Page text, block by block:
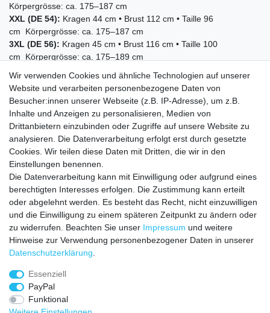
Körpergrösse: ca. 175–187 cm
XXL (DE 54): Kragen 44 cm • Brust 112 cm • Taille 96
cm Körpergrösse: ca. 175–187 cm
3XL (DE 56): Kragen 45 cm • Brust 116 cm • Taille 100
cm Körpergrösse: ca. 175–189 cm
VERSANDKOSTEN
Zahlungsarten
Impressum
Wir verwenden Cookies und ähnliche Technologien auf unserer
Website und verarbeiten personenbezogene Daten von
Besucher:innen unserer Webseite (z.B. IP-Adresse), um z.B.
Inhalte und Anzeigen zu personalisieren, Medien von
Drittanbietern einzubinden oder Zugriffe auf unsere Website zu
analysieren. Die Datenverarbeitung erfolgt erst durch gesetzte
Cookies. Wir teilen diese Daten mit Dritten, die wir in den
Einstellungen benennen.
Die Datenverarbeitung kann mit Einwilligung oder aufgrund eines
berechtigten Interesses erfolgen. Die Zustimmung kann erteilt
oder abgelehnt werden. Es besteht das Recht, nicht einzuwilligen
und die Einwilligung zu einem späteren Zeitpunkt zu ändern oder
zu widerrufen. Beachten Sie unser Impressum und weitere
Hinweise zur Verwendung personenbezogener Daten in unserer
Daten­schutz­erklärung
Essenziell
PayPal
Funktional